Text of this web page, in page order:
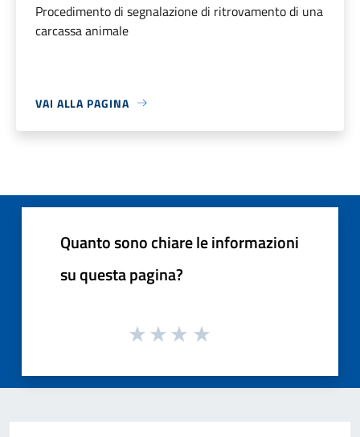
Procedimento di segnalazione di ritrovamento di una
carcassa animale
VAI ALLA PAGINA
Quanto sono chiare le informazioni
su questa pagina?